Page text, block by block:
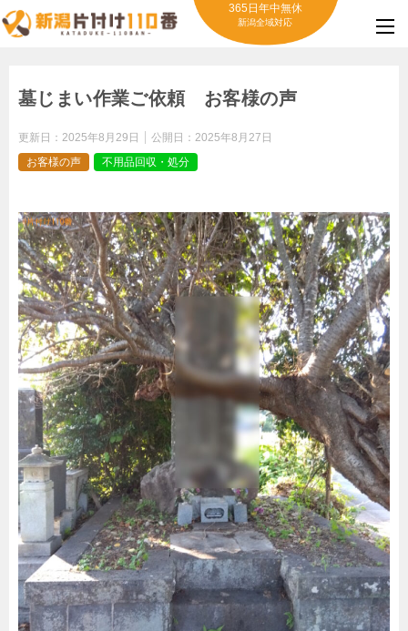
365日年中無休
新潟全域対応
墓じまい作業ご依頼 お客様の声
更新日： 2025年8月29日 公開日： 2025年8月27日
お客様の声
不用品回収・処分